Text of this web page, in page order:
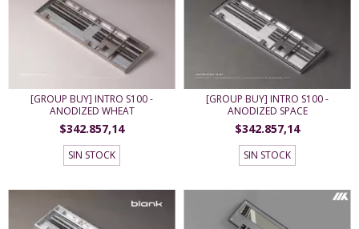
[GROUP BUY] INTRO S100 -
ANODIZED WHEAT
$342.857,14
SIN STOCK
[GROUP BUY] INTRO S100 -
ANODIZED SPACE
$342.857,14
SIN STOCK